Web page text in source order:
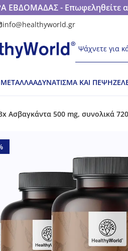
- Επωφεληθείτε
info@healthyworld.gr
Ψάχνετε για
ΜΈΤΑΛΛΑΑΔΥΝΆΤΙΣΜΑ ΚΑΙ ΠΈΨΗ
Ασβαγκάντα 500 mg, συνολικά